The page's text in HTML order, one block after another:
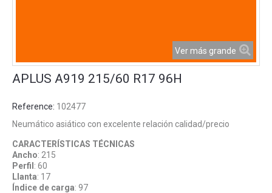
Ver más grande
APLUS A919 215/60 R17 96H
Reference: 102477
Neumático asiático con excelente relación calidad/precio
CARACTERÍSTICAS TÉCNICAS
Ancho: 215
Perfil : 60
Llanta: 17
Índice de carga: 97